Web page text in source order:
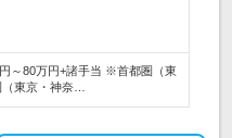
～80万円+諸手当 ※首都圏（東
東京・神奈…